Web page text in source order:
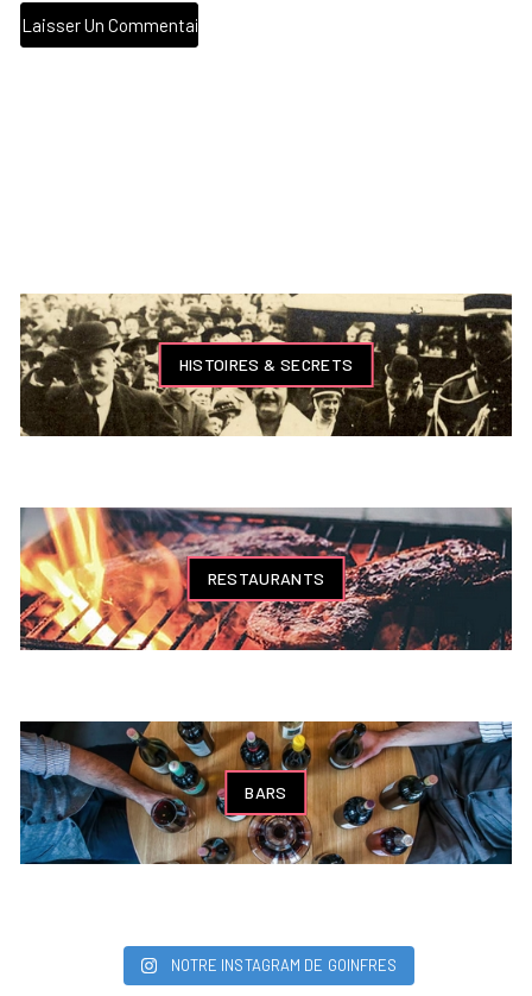
HISTOIRES & SECRETS
RESTAURANTS
BARS
NOTRE INSTAGRAM DE GOINFRES